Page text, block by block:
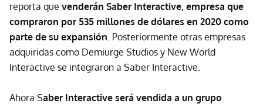
reporta que venderán Saber Interactive, empresa que
compraron por 535 millones de dólares en 2020 como
parte de su expansión. Posteriormente otras empresas
adquiridas como Demiurge Studios y New World
Interactive se integraron a Saber Interactive.
Ahora Saber Interactive será vendida a un grupo